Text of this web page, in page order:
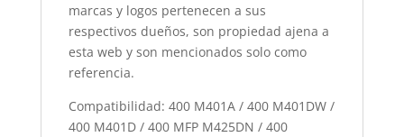
marcas y logos pertenecen a sus
respectivos dueños, son propiedad ajena a
esta web y son mencionados solo como
referencia.
Compatibilidad: 400 M401A / 400 M401DW /
400 M401D / 400 MFP M425DN / 400